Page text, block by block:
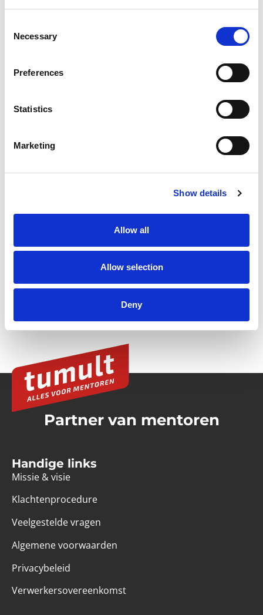
Selection
Necessary
Preferences
Statistics
Marketing
Show details
Allow all
Allow selection
Deny
Heb je geen Entree account?
Inspirerend nieuws,
blogs en tips
ontvangen?
Meld je aan voor onze nieuwsbrief!
Partner van mentoren
Handige links
Missie & visie
Klachtenprocedure
Veelgestelde vragen
Algemene voorwaarden
Privacybeleid
Verwerkersovereenkomst